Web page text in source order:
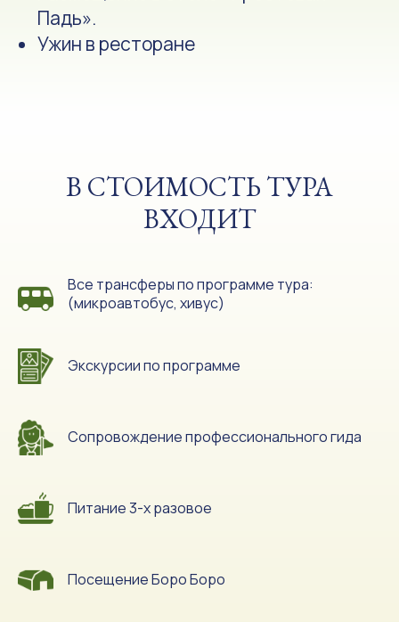
В СТОИМОСТЬ ТУРА
ВХОДИТ
Все трансферы по программе тура:
(микроавтобус, хивус)
Экскурсии по программе
Сопровождение профессионального гида
Питание 3-х разовое
Посещение Боро Боро